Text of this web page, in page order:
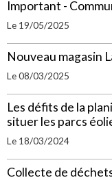
Important -
Le 19/05/2025
Nouveau magasin
Le 08/03/2025
Les défits de la
situer les parcs
Le 18/03/2024
Collecte de